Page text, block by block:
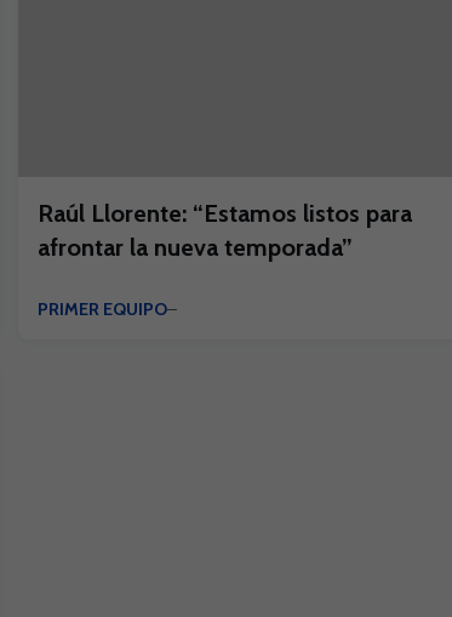
Raúl Llorente: “Estamos listos para
afrontar la nueva temporada”
PRIMER EQUIPO